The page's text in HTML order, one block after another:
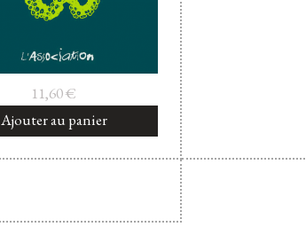
11,60€
Ajouter au panier